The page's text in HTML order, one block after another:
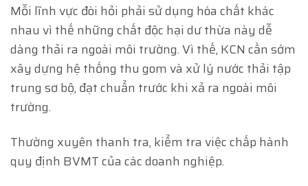
Mỗi lĩnh vực đòi hỏi phải sử dụng hóa chất khác
nhau vì thế những chất độc hại dư thừa này dễ
dàng thải ra ngoài môi trường. Vì thế, KCN cần sớm
xây dựng hệ thống thu gom và xử lý nước thải tập
trung sơ bộ, đạt chuẩn trước khi xả ra ngoài môi
trường.
Thường xuyên thanh tra, kiểm tra việc chấp hành
quy định BVMT của các doanh nghiệp.